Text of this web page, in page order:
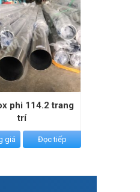
phi 114.2 trang
trí
giá Đọc tiếp